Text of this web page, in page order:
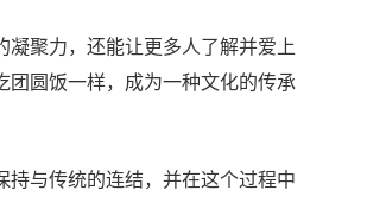
聚力，还能让更多人了解并爱上
圆饭一样，成为一种文化的传承
与传统的连结，并在这个过程中